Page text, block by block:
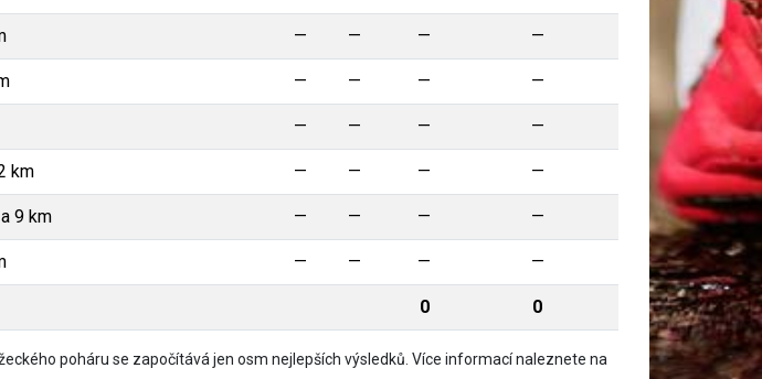
— — — —
— — — —
— — — —
km — — — —
9 km — — — —
— — — —
0 0
poháru se započítává jen osm nejlepších výsledků. Více informací naleznete na